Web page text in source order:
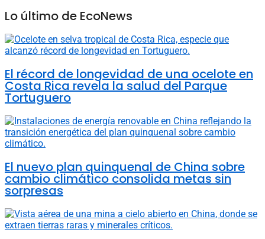
Lo último de EcoNews
El récord de longevidad de una ocelote en
Costa Rica revela la salud del Parque
Tortuguero
El nuevo plan quinquenal de China sobre
cambio climático consolida metas sin
sorpresas